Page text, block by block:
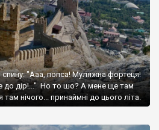
"Ааа, попса! Муляжна фортеця!
до дір!..." Но то шо? А мене ще там
нічого... принаймні до цього літа.